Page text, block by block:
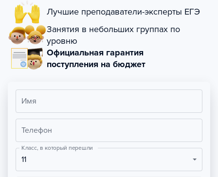
Лучшие преподаватели-эксперты ЕГЭ
Занятия в небольших группах по
уровню
Официальная гарантия
поступления на бюджет
Имя
Телефон
Класс, в который перешли
11